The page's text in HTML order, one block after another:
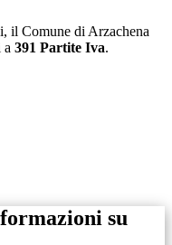
il Comune di Arzachena
a 391 Partite Iva.
su